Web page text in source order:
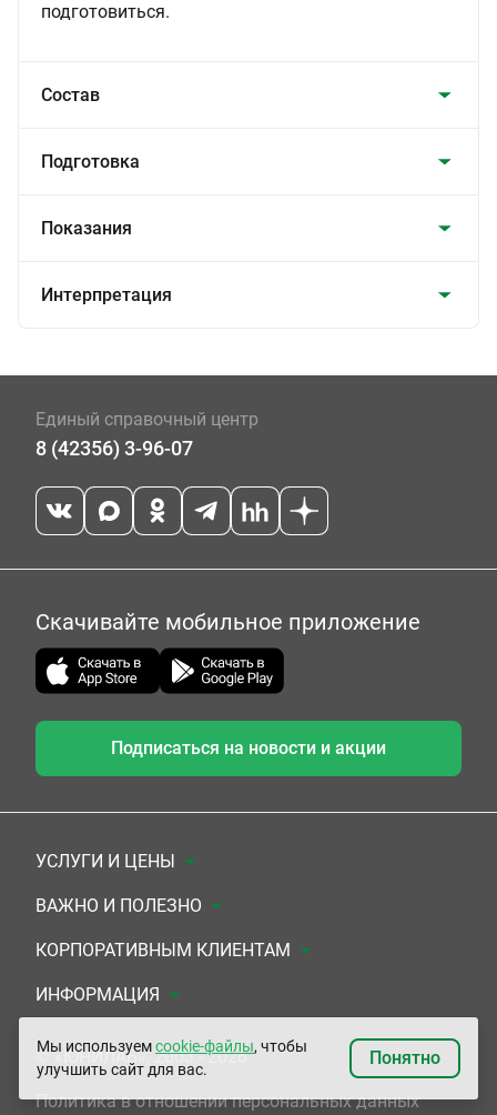
подготовиться.
Состав
Подготовка
Показания
Интерпретация
Единый справочный центр
8 (42356) 3-96-07
Скачивайте мобильное приложение
Подписаться на новости и акции
УСЛУГИ И ЦЕНЫ
Анализы
Комплексы
УЗИ
ЭКГ/Холтер/СМАД
Приемы врачей
ВАЖНО И ПОЛЕЗНО
Документы для заключения договора
Система скидок
Подарочные сертификаты
Сертификаты на комплексные программы
КОРПОРАТИВНЫМ КЛИЕНТАМ
Медицинским организациям
Прочим организациям
ИНФОРМАЦИЯ
О Компании
Контакты
© «ЮНИЛАБ», 2003 - 2026
Политика в отношении персональных данных
Мы используемcookie-файлы, чтобы
улучшить сайт для вас.
Понятно